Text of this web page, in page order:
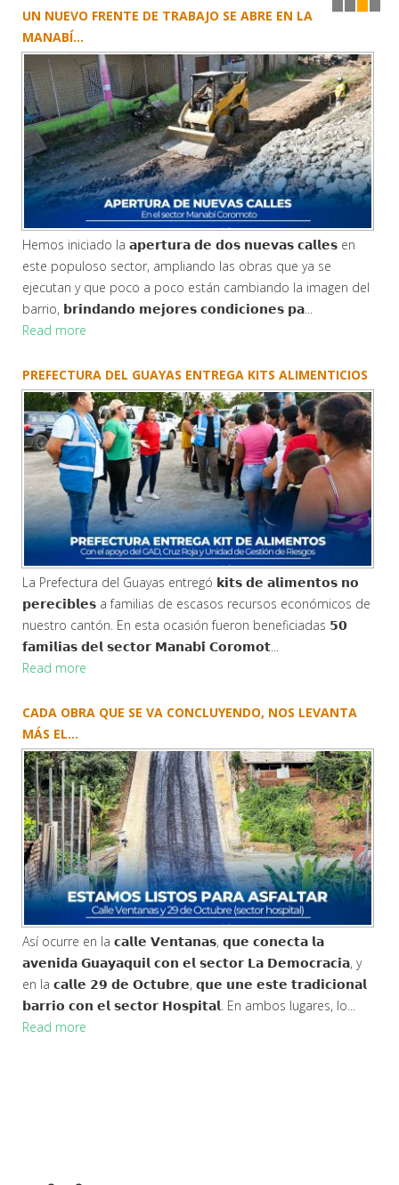
1 2 3
UN NUEVO FRENTE DE TRABAJO SE ABRE EN LA
MANABÍ...
Hemos iniciado la 𝗮𝗽𝗲𝗿𝘁𝘂𝗿𝗮 𝗱𝗲 𝗱𝗼𝘀 𝗻𝘂𝗲𝘃𝗮𝘀 𝗰𝗮𝗹𝗹𝗲𝘀 en
este populoso sector, ampliando las obras que ya se
ejecutan y que poco a poco están cambiando la imagen del
barrio, 𝗯𝗿𝗶𝗻𝗱𝗮𝗻𝗱𝗼 𝗺𝗲𝗷𝗼𝗿𝗲𝘀 𝗰𝗼𝗻𝗱𝗶𝗰𝗶𝗼𝗻𝗲𝘀 𝗽𝗮...
Read more
PREFECTURA DEL GUAYAS ENTREGA KITS ALIMENTICIOS
La Prefectura del Guayas entregó 𝗸𝗶𝘁𝘀 𝗱𝗲 𝗮𝗹𝗶𝗺𝗲𝗻𝘁𝗼𝘀 𝗻𝗼
𝗽𝗲𝗿𝗲𝗰𝗶𝗯𝗹𝗲𝘀 a familias de escasos recursos económicos de
nuestro cantón. En esta ocasión fueron beneficiadas 𝟱𝟬
𝗳𝗮𝗺𝗶𝗹𝗶𝗮𝘀 𝗱𝗲𝗹 𝘀𝗲𝗰𝘁𝗼𝗿 𝗠𝗮𝗻𝗮𝗯𝗶́ 𝗖𝗼𝗿𝗼𝗺𝗼𝘁...
Read more
CADA OBRA QUE SE VA CONCLUYENDO, NOS LEVANTA
MÁS EL...
Así ocurre en la 𝗰𝗮𝗹𝗹𝗲 𝗩𝗲𝗻𝘁𝗮𝗻𝗮𝘀, 𝗾𝘂𝗲 𝗰𝗼𝗻𝗲𝗰𝘁𝗮 𝗹𝗮
𝗮𝘃𝗲𝗻𝗶𝗱𝗮 𝗚𝘂𝗮𝘆𝗮𝗾𝘂𝗶𝗹 𝗰𝗼𝗻 𝗲𝗹 𝘀𝗲𝗰𝘁𝗼𝗿 𝗟𝗮 𝗗𝗲𝗺𝗼𝗰𝗿𝗮𝗰𝗶𝗮, y
en la 𝗰𝗮𝗹𝗹𝗲 𝟮𝟵 𝗱𝗲 𝗢𝗰𝘁𝘂𝗯𝗿𝗲, 𝗾𝘂𝗲 𝘂𝗻𝗲 𝗲𝘀𝘁𝗲 𝘁𝗿𝗮𝗱𝗶𝗰𝗶𝗼𝗻𝗮𝗹
𝗯𝗮𝗿𝗿𝗶𝗼 𝗰𝗼𝗻 𝗲𝗹 𝘀𝗲𝗰𝘁𝗼𝗿 𝗛𝗼𝘀𝗽𝗶𝘁𝗮𝗹. En ambos lugares, lo...
Read more